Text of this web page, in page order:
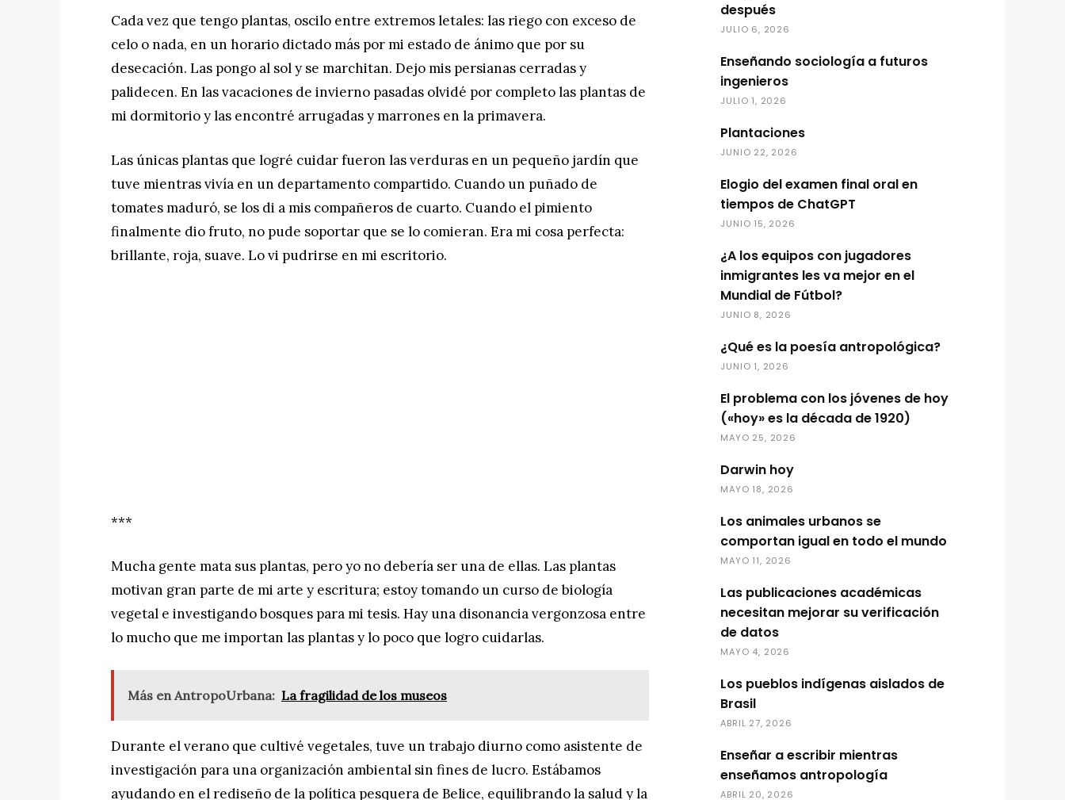
Cada vez que tengo plantas, oscilo entre extremos letales: las riego con exceso de
celo o nada, en un horario dictado más por mi estado de ánimo que por su
desecación. Las pongo al sol y se marchitan. Dejo mis persianas cerradas y
palidecen. En las vacaciones de invierno pasadas olvidé por completo las plantas de
mi dormitorio y las encontré arrugadas y marrones en la primavera.
Las únicas plantas que logré cuidar fueron las verduras en un pequeño jardín que
tuve mientras vivía en un departamento compartido. Cuando un puñado de
tomates maduró, se los di a mis compañeros de cuarto. Cuando el pimiento
finalmente dio fruto, no pude soportar que se lo comieran. Era mi cosa perfecta:
brillante, roja, suave. Lo vi pudrirse en mi escritorio.
***
Mucha gente mata sus plantas, pero yo no debería ser una de ellas. Las plantas
motivan gran parte de mi arte y escritura; estoy tomando un curso de biología
vegetal e investigando bosques para mi tesis. Hay una disonancia vergonzosa entre
lo mucho que me importan las plantas y lo poco que logro cuidarlas.
Más en AntropoUrbana: La fragilidad de los museos
Durante el verano que cultivé vegetales, tuve un trabajo diurno como asistente de
investigación para una organización ambiental sin fines de lucro. Estábamos
ayudando en el rediseño de la política pesquera de Belice, equilibrando la salud y la
después
JULIO 6, 2026
Enseñando sociología a futuros
ingenieros
JULIO 1, 2026
Plantaciones
JUNIO 22, 2026
Elogio del examen final oral en
tiempos de ChatGPT
JUNIO 15, 2026
¿A los equipos con jugadores
inmigrantes les va mejor en el
Mundial de Fútbol?
JUNIO 8, 2026
¿Qué es la poesía antropológica?
JUNIO 1, 2026
El problema con los jóvenes de hoy
(«hoy» es la década de 1920)
MAYO 25, 2026
Darwin hoy
MAYO 18, 2026
Los animales urbanos se
comportan igual en todo el mundo
MAYO 11, 2026
Las publicaciones académicas
necesitan mejorar su verificación
de datos
MAYO 4, 2026
Los pueblos indígenas aislados de
Brasil
ABRIL 27, 2026
Enseñar a escribir mientras
enseñamos antropología
ABRIL 20, 2026